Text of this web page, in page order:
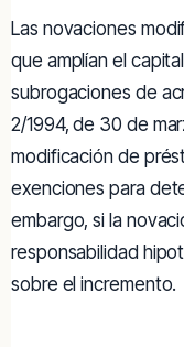
Las novaciones
que amplían el
subrogaciones de
2/1994, de 30 de
modificación de
exenciones para
embargo, si la
responsabilidad
sobre el incremento.